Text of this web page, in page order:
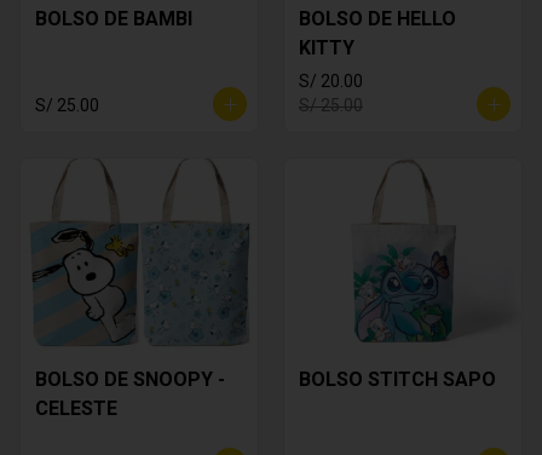
BOLSO DE BAMBI
S/ 25.00
BOLSO DE HELLO
KITTY
S/ 20.00
S/ 25.00
BOLSO DE SNOOPY -
CELESTE
BOLSO STITCH SAPO